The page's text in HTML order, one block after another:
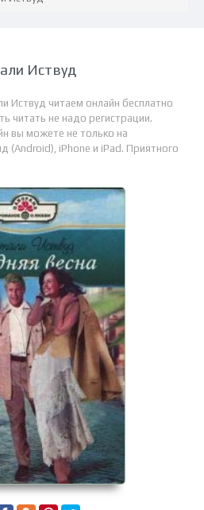
Иствуд
Иствуд читаем онлайн бесплатно
читать не надо регистрации.
вы можете не только на
(Android), iPhone и iPad. Приятного